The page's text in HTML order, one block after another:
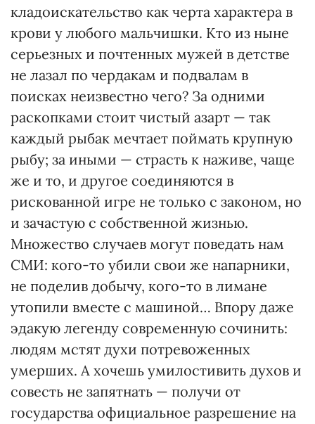
кладоискательство как черта характера в
крови у любого мальчишки. Кто из ныне
серьезных и почтенных мужей в детстве
не лазал по чердакам и подвалам в
поисках неизвестно чего? За одними
раскопками стоит чистый азарт — так
каждый рыбак мечтает поймать крупную
рыбу; за иными — страсть к наживе, чаще
же и то, и другое соединяются в
рискованной игре не только с законом, но
и зачастую с собственной жизнью.
Множество случаев могут поведать нам
СМИ: кого-то убили свои же напарники,
не поделив добычу, кого-то в лимане
утопили вместе с машиной… Впору даже
эдакую легенду современную сочинить:
людям мстят духи потревоженных
умерших. А хочешь умилостивить духов и
совесть не запятнать — получи от
государства официальное разрешение на